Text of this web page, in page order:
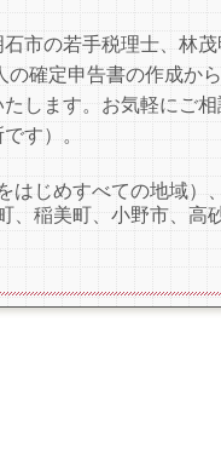
市の若手税理士、林茂
確定申告書の作成か
します。お気軽にご
す）。
じめすべての地域）
、稲美町、小野市、高